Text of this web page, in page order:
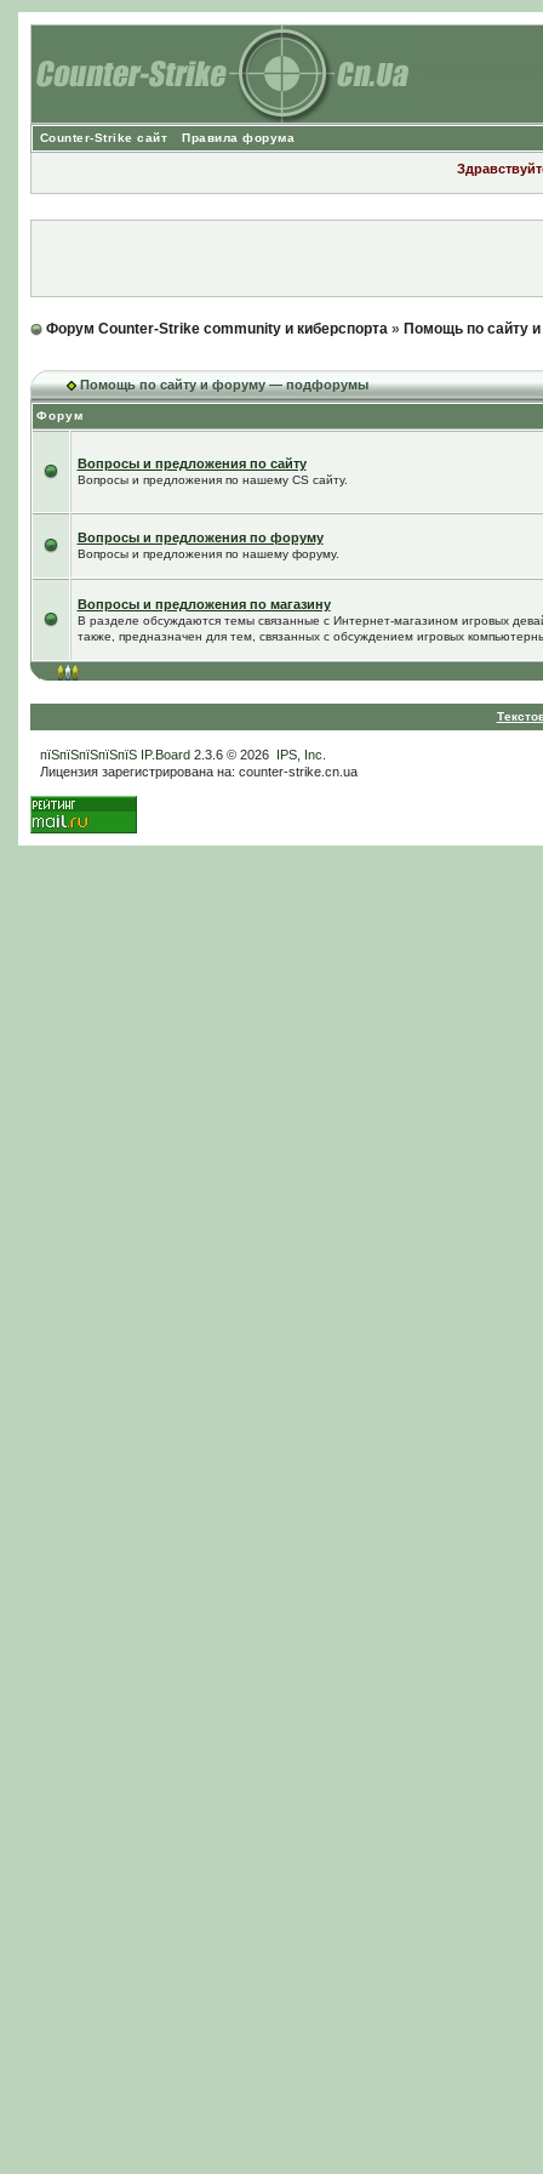
Counter-Strike сайт Правила форума
Форум Counter-Strike community и киберспорта» Помощь по сайту
Помощь по сайту и форуму — подфорумы
Форум
Вопросы и предложения по сайту
Вопросы и предложения по нашему CS сайту.
Вопросы и предложения по форуму
Вопросы и предложения по нашему форуму.
Вопросы и предложения по магазину
В разделе обсуждаются темы связанные с Интернет-магазином игровых
также, предназначен для тем, связанных с обсуждением игровых
пїЅпїЅпїЅпїЅпїЅ IP.Board2.3.6 © 2026 IPS, Inc
Лицензия зарегистрирована на: counter-strike.cn.ua